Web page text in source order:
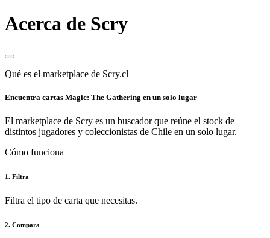
Acerca de Scry
Qué es el marketplace de Scry.cl
Encuentra cartas Magic: The Gathering en un solo lugar
El marketplace de Scry es un buscador que reúne el stock de
distintos jugadores y coleccionistas de Chile en un solo lugar.
Cómo funciona
1. Filtra
Filtra el tipo de carta que necesitas.
2. Compara